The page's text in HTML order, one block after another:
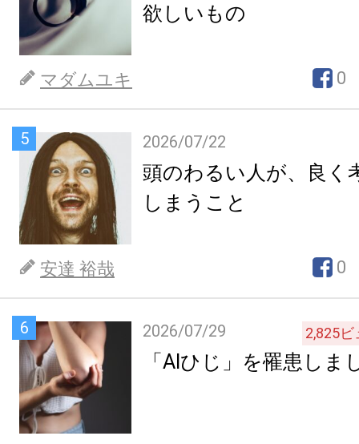
欲しいもの
マダムユキ 0
5 2026/07/22
頭のわるい人が、良く
しまうこと
安達 裕哉 0
6 2026/07/29 2,825ビ
「AIひじ」を罹患しま